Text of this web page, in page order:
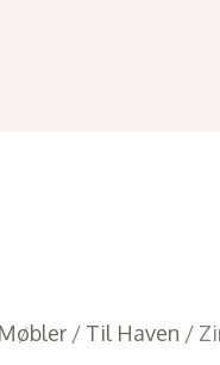
Møbler / Til Haven /